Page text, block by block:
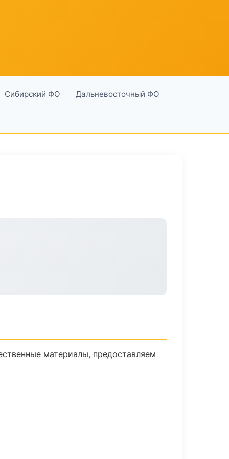
Сибирский ФО Дальневосточный ФО
материалы, предоставляем